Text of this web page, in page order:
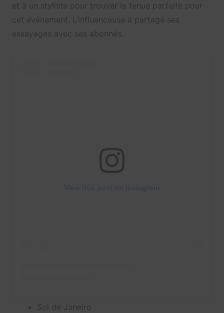
et à un styliste pour trouver la tenue parfaite pour
cet événement. L’influenceuse a partagé ses
essayages avec ses abonnés.
Sol de Janeiro